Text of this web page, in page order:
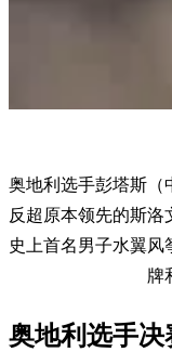
奥地利选手彭塔斯（
反超原本领先的斯洛
史上首名男子水翼风
牌
奥地利选手